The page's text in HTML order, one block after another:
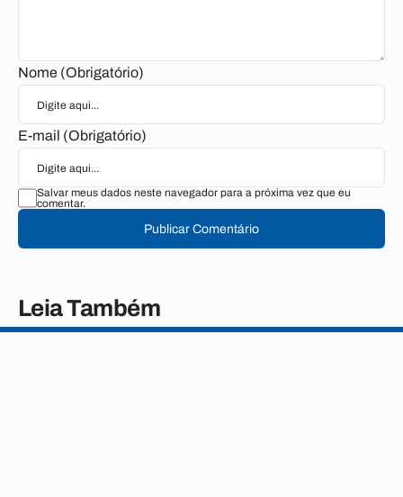
Nome (Obrigatório)
E-mail (Obrigatório)
Salvar meus dados neste navegador para a próxima vez que eu
comentar.
Publicar Comentário
Leia Também